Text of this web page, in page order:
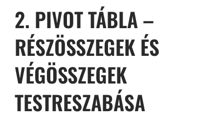
2. PIVOT TÁBLA –
RÉSZÖSSZEGEK ÉS
VÉGÖSSZEGEK
TESTRESZABÁSA